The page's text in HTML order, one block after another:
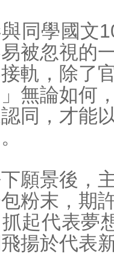
學國文
被忽視的
軌，除了
無論如何
同，才能
景後，主
粉末，期
起代表夢
揚於代表